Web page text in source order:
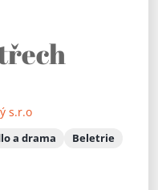
s.r.o
a drama
Beletrie